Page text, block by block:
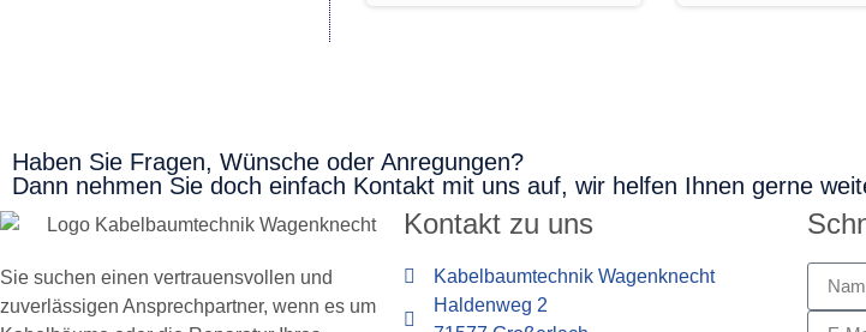
Haben Sie Fragen, Wünsche oder Anregungen?
Dann nehmen Sie doch einfach Kontakt mit uns auf, wir helfen Ihnen gerne
Sie suchen einen vertrauensvollen und
zuverlässigen Ansprechpartner, wenn es um
Kontakt zu uns
Kabelbaumtechnik Wagenknecht
Haldenweg 2